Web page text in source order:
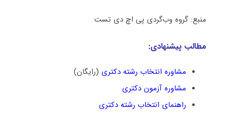
منبع: گروه وب‌گردی پی اچ دی تست
مطالب پیشنهادی:
مشاوره انتخاب رشته دکتری (رایگان)
مشاوره آزمون دکتری
راهنمای انتخاب رشته دکتری